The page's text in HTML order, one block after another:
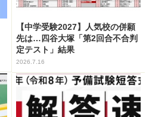
【中学受験2027】人気校の併願
先は…四谷大塚「第2回合不合判
定テスト」結果
2026.7.16